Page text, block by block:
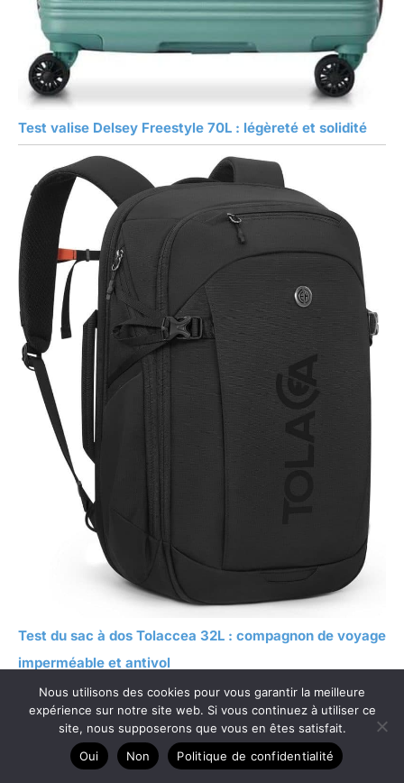
Test valise Delsey Freestyle 70L : légèreté et solidité
Test du sac à dos Tolaccea 32L : compagnon de voyage
imperméable et antivol
Nous utilisons des cookies pour vous garantir la meilleure
expérience sur notre site web. Si vous continuez à utiliser ce
site, nous supposerons que vous en êtes satisfait.
Oui
Non Politique de confidentialité